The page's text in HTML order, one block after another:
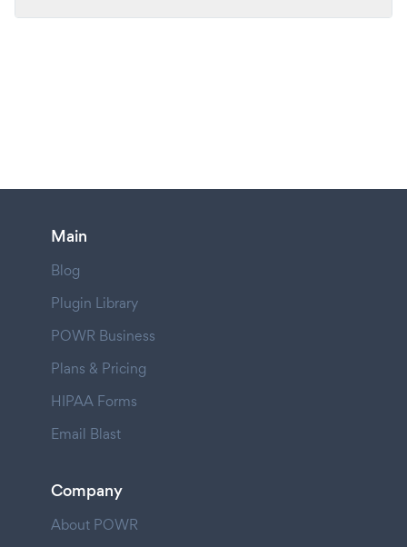
Main
Blog
Plugin Library
POWR Business
Plans & Pricing
HIPAA Forms
Email Blast
Company
About POWR